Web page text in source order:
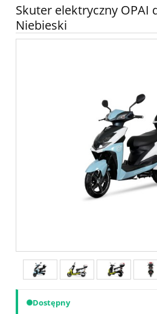
Skuter elektryczny OPAI
Niebieski
Dostępny